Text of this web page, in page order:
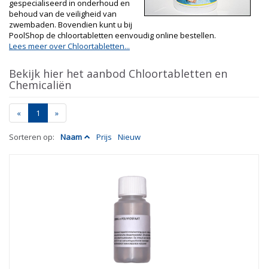
gespecialiseerd in onderhoud en
behoud van de veiligheid van
zwembaden. Bovendien kunt u bij
PoolShop de chloortabletten eenvoudig online bestellen.
Lees meer over Chloortabletten...
Bekijk hier het aanbod Chloortabletten en
Chemicaliën
« 1 »
Sorteren op: Naam Prijs Nieuw